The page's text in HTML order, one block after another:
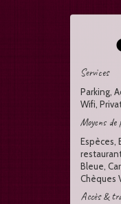
Services
Parking,
Wifi,
Moyens de
Espèces,
Bleue,
Chèques
Accès &